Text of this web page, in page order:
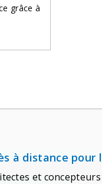
grâce à
à distance
et